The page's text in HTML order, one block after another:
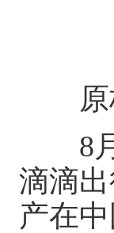
原标
8月1
滴滴
产在中